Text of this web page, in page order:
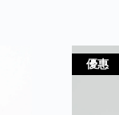
優惠